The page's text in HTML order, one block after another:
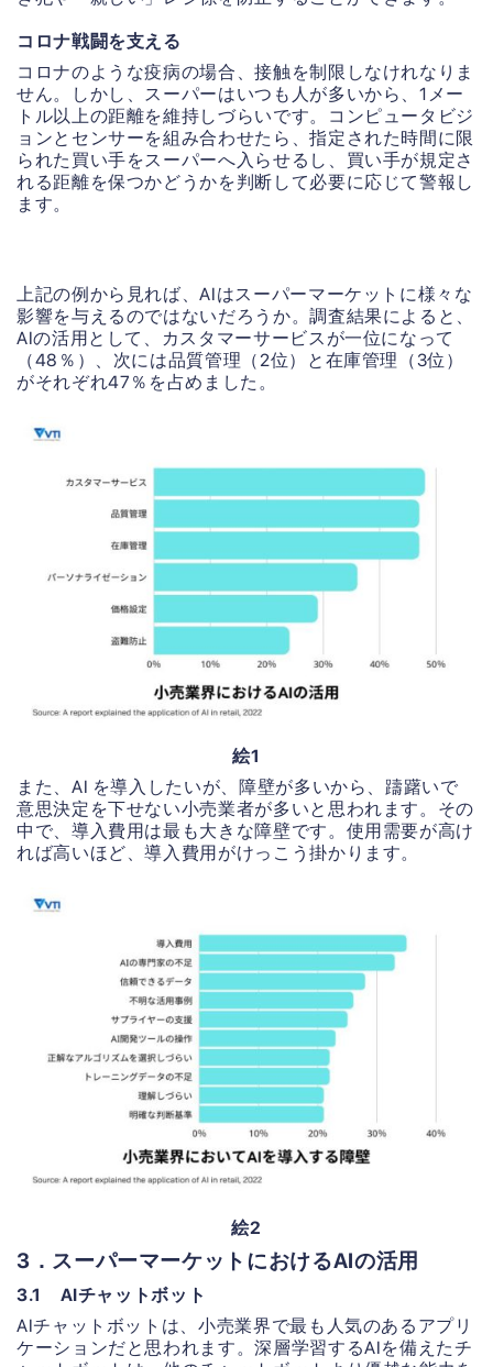
コロナ戦闘を支える
コロナのような疫病の場合、接触を制限しなけれなりま
せん。しかし、スーパーはいつも人が多いから、1メー
トル以上の距離を維持しづらいです。コンピュータビジ
ョンとセンサーを組み合わせたら、指定された時間に限
られた買い手をスーパーへ入らせるし、買い手が規定さ
れる距離を保つかどうかを判断して必要に応じて警報し
ます。
上記の例から見れば、AIはスーパーマーケットに様々な
影響を与えるのではないだろうか。調査結果によると、
AIの活用として、カスタマーサービスが一位になって
（48％）、次には品質管理（2位）と在庫管理（3位）
がそれぞれ47％を占めました。
絵1
また、AI を導入したいが、障壁が多いから、躊躇いで
意思決定を下せない小売業者が多いと思われます。その
中で、導入費用は最も大きな障壁です。使用需要が高け
れば高いほど、導入費用がけっこう掛かります。
絵2
3．スーパーマーケットにおけるAIの活用
3.1 AIチャットボット
AIチャットボットは、小売業界で最も人気のあるアプリ
ケーションだと思われます。深層学習するAIを備えたチ